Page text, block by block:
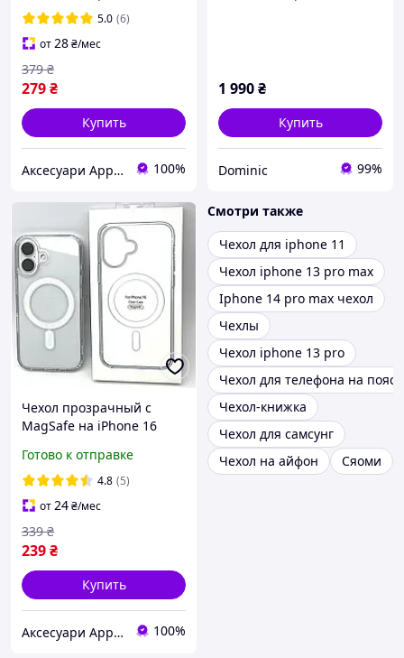
Magnetic Clear case
5.0 (6)
от28₴/мес
279₴
379 ₴
Купить
Аксесуари Apple: Spaceyou.com.ua 100%
1 990₴
Купить
Dominic 99%
Чехол прозрачный с
MagSafe на iPhone 16
Clear case
Готово к отправке
4.8 (5)
от24₴/мес
239₴
339 ₴
Купить
Аксесуари Apple: Spaceyou.com.ua 100%
Смотри также
Чехол для iphone 11
Чехол iphone 13 pro max
Iphone 14 pro max чехол
Чехлы
Чехол iphone 13 pro
Чехол для телефона на пояс
Чехол-книжка
Чехол для самсунг
Чехол на айфон
Сяоми